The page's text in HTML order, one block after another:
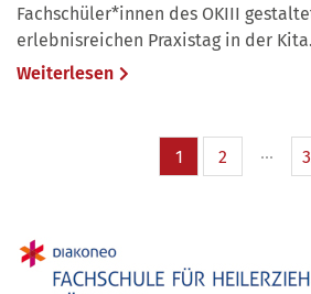
Fachschüler*innen des OKIII
erlebnisreichen Praxistag in der Kita.
Weiterlesen
1 2